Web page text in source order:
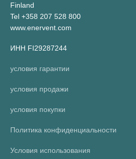
Finland
Tel +358 207 528 800
www.enervent.com
ИНН FI29287244
условия гарантии
условия продажи
условия покупки
Политика конфиденциальности
Условия использования